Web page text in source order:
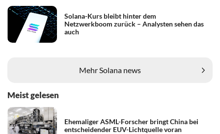
Solana-Kurs bleibt hinter dem
Netzwerkboom zurück – Analysten sehen das
auch
Mehr Solana news
Meist gelesen
Ehemaliger ASML-Forscher bringt China bei
entscheidender EUV-Lichtquelle voran